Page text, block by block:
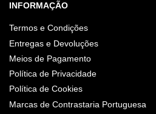
INFORMAÇÃO
Termos e Condições
Entregas e Devoluções
Meios de Pagamento
Política de Privacidade
Política de Cookies
Marcas de Contrastaria Portuguesa